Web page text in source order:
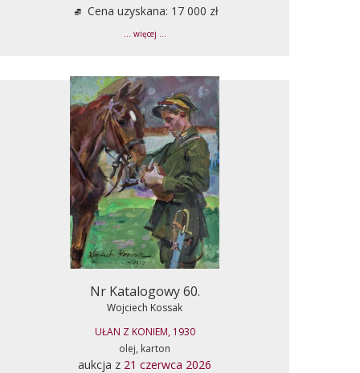
Cena uzyskana: 17 000 zł
... więcej ...
Nr Katalogowy 60.
Wojciech Kossak
UŁAN Z KONIEM, 1930
olej, karton
aukcja z 21 czerwca 2026